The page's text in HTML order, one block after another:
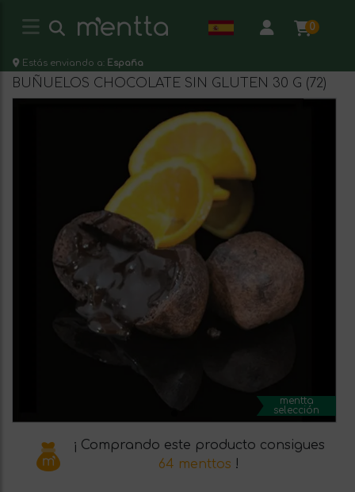
0
Estás enviando a: España
BUÑUELOS CHOCOLATE SIN GLUTEN 30 G (72)
mentta
selección
¡ Comprando este producto consigues
64 menttos !